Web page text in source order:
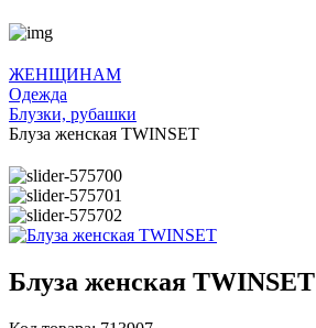
ЖЕНЩИНАМ
Одежда
Блузки, рубашки
Блуза женская TWINSET
Блуза женская TWINSET